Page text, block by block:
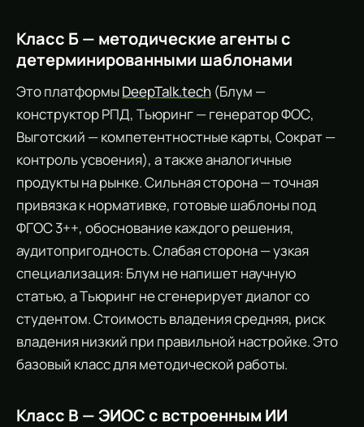
Класс Б — методические агенты с
детерминированными шаблонами
Это платформыDeepTalk.tech (Блум —
конструктор РПД, Тьюринг — генератор ФОС,
Выготский — компетентностные карты, Сократ —
контроль усвоения), а также аналогичные
продукты на рынке. Сильная сторона — точная
привязка к нормативке, готовые шаблоны под
ФГОС 3++, обоснование каждого решения,
аудитопригодность. Слабая сторона — узкая
специализация: Блум не напишет научную
статью, а Тьюринг не сгенерирует диалог со
студентом. Стоимость владения средняя, риск
владения низкий при правильной настройке. Это
базовый класс для методической работы.
Класс В — ЭИОС с встроенным ИИ